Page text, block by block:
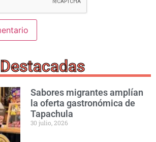
Destacadas
Sabores migrantes amplían
la oferta gastronómica de
Tapachula
30 julio, 2026